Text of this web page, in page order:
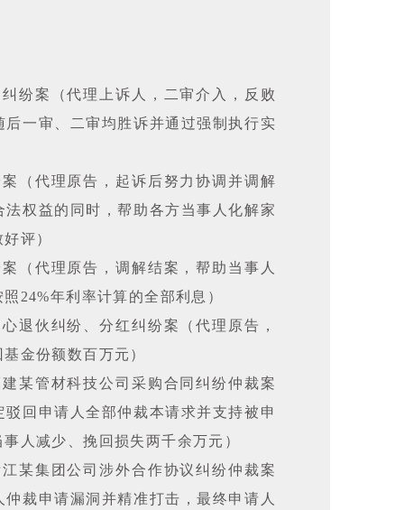
纷案（代理上诉人，二审介入，反败
一审、二审均胜诉并通过强制执行实
（代理原告，起诉后努力协调并调解
权益的同时，帮助各方当事人化解家
评）
（代理原告，调解结案，帮助当事人
24%年利率计算的全部利息）
退伙纠纷、分红纠纷案（代理原告，
金份额数百万元）
某管材科技公司采购合同纠纷仲裁案
驳回申请人全部仲裁本请求并支持被申
人减少、挽回损失两千余万元）
某集团公司涉外合作协议纠纷仲裁案
仲裁申请漏洞并精准打击，最终申请人